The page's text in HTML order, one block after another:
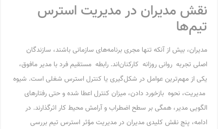
نقش مدیران در مدیریت استرس
تیم‌ها
مدیران، بیش از آنکه تنها مجری برنامه‌های سازمانی باشند، سازندگان
اصلی تجربه روانی روزانه کارکنان‌اند. رابطه مستقیم فرد با مدیر مافوق،
یکی از مهم‌ترین عوامل در شکل‌گیری یا کنترل استرس شغلی است. شیوه
مدیریت، نحوه بازخورد دادن، میزان کنترل اعطا شده و حتی رفتارهای
الگویی مدیر، همگی بر سطح اضطراب و آرامش محیط کار اثرگذارند. در
ادامه، پنج نقش کلیدی مدیران در مدیریت مؤثر استرس تیم بررسی